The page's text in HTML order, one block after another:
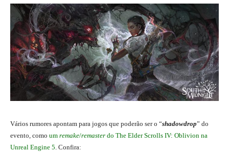
Vários rumores apontam para jogos que poderão ser o “shadowdrop” do
evento, como um remake/remaster do The Elder Scrolls IV: Oblivion na
Unreal Engine 5. Confira: